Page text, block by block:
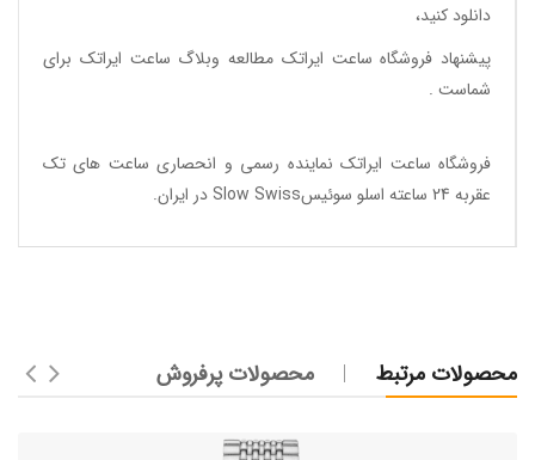
دانلود کنید،
پیشنهاد فروشگاه ساعت ایراتک مطالعه وبلاگ ساعت ایراتک برای
شماست .
فروشگاه ساعت ایراتک نماینده رسمی و انحصاری ساعت های تک
عقربه 24 ساعته اسلو سوئیسSlow Swiss در ایران
.
محصولات مرتبط محصولات پرفروش